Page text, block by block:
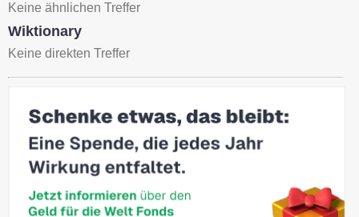
Keine ähnlichen Treffer
Wiktionary
Keine direkten Treffer